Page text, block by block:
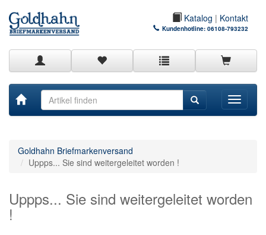
Katalog | Kontakt
Kundenhotline: 06108-793232
Toggle
Goldhahn Briefmarkenversand
Uppps... Sie sind weitergeleitet worden !
Uppps... Sie sind weitergeleitet worden
!